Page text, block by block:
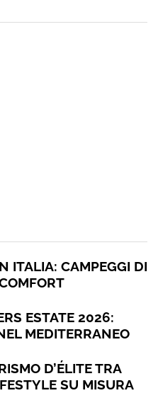
ITALIA: CAMPEGGI DI
ESTATE 2026:
MEDITERRANEO
D’ÉLITE TRA
SU MISURA